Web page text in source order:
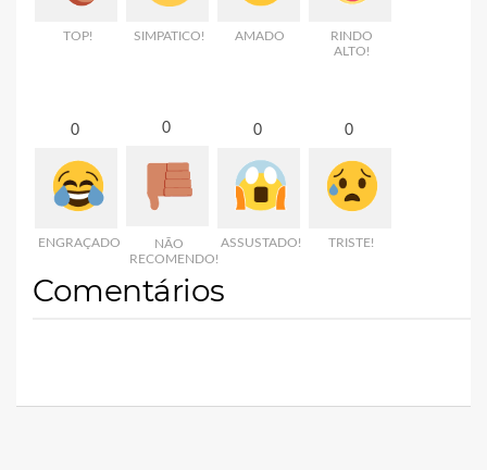
TOP! SIMPATICO! AMADO
RINDO
ALTO!
0
ENGRAÇADO
0
NÃO
RECOMENDO!
0
ASSUSTADO!
0
TRISTE!
Comentários